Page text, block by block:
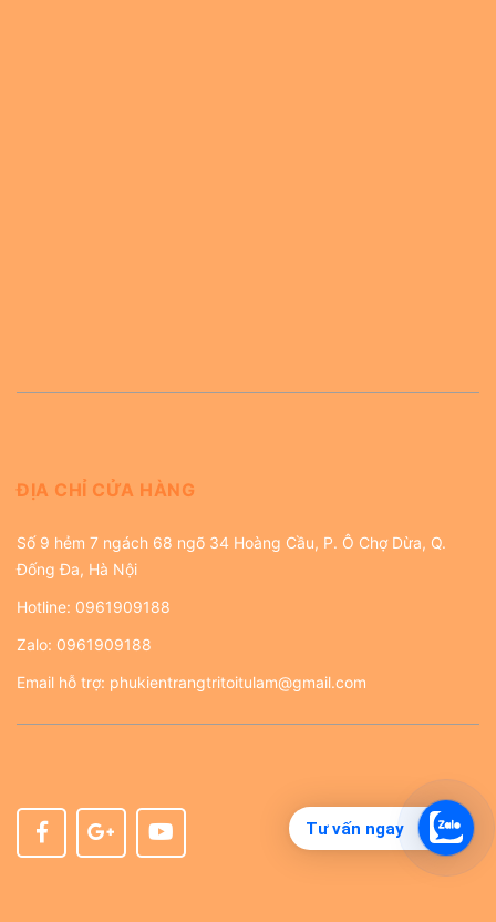
Tư vấn ngay
ĐỊA CHỈ CỬA HÀNG
Số 9 hẻm 7 ngách 68 ngõ 34 Hoàng Cầu, P. Ô Chợ Dừa, Q.
Đống Đa, Hà Nội
Hotline: 0961909188
Zalo: 0961909188
Email hỗ trợ: phukientrangtritoitulam@gmail.com